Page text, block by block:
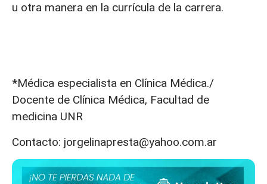
u otra manera en la currícula de la carrera.
*Médica especialista en Clínica Médica./
Docente de Clínica Médica, Facultad de
medicina UNR
Contacto: jorgelinapresta@yahoo.com.ar